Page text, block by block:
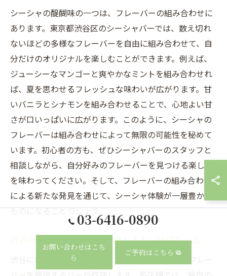
シーシャの醍醐味の一つは、フレーバーの組み合わせに
あります。東京都渋谷区のシーシャバーでは、数え切れ
ないほどの多様なフレーバーを自由に組み合わせて、自
分だけのオリジナルを楽しむことができます。例えば、
ジューシーなマンゴーと爽やかなミントを組み合わせれ
ば、夏を思わせるフレッシュな味わいが広がります。甘
いバニラとシナモンを組み合わせることで、心地よい甘
さが口いっぱいに広がります。このように、シーシャの
フレーバーは組み合わせによって無限の可能性を秘めて
います。初心者の方も、ぜひシーシャバーのスタッフと
相談しながら、自分好みのフレーバーを見つける楽しさ
を味わってください。そして、フレーバーの組み合わせ
による新たな発見を通じて、シーシャ体験が一層豊かな
ものになることでしょう。
渋谷のシーシャバーでしか味わえない特別な一品
渋谷には、ここでしか味わえない特別なシーシャフレー
03-6416-0890
お問い合わせはこち
ら
ご予約はこちら